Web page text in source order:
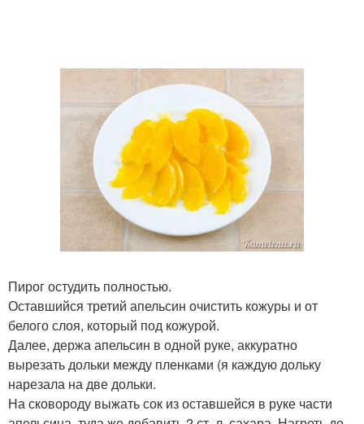
Пирог остудить полностью.
Оставшийся третий апельсин очистить кожуры и от
белого слоя, который под кожурой.
Далее, держа апельсин в одной руке, аккуратно
вырезать дольки между пленками (я каждую дольку
нарезала на две дольки.
На сковороду выжать сок из оставшейся в руке части